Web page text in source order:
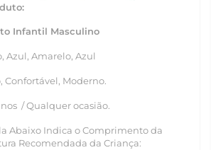
Infantil Masculino
Azul, Amarelo, Azul
Confortável, Moderno.
/ Qualquer ocasião.
Abaixo Indica o Comprimento da
Recomendada da Criança: